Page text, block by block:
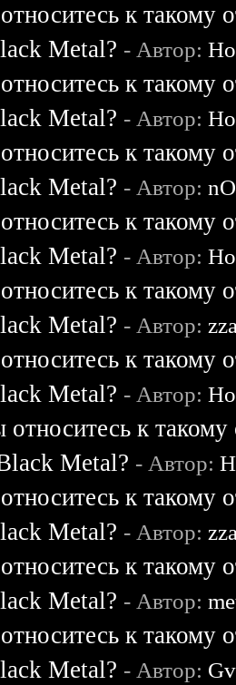
к такому
Metal? - Автор:
к такому
Metal? - Автор:
к такому
Metal? - Автор:
к такому
Metal? - Автор:
к такому
Metal? - Автор:
к такому
Metal? - Автор:
к
Metal? - Автор:
к такому
Metal? - Автор:
к такому
Metal? - Автор:
к такому
Metal? - Автор: